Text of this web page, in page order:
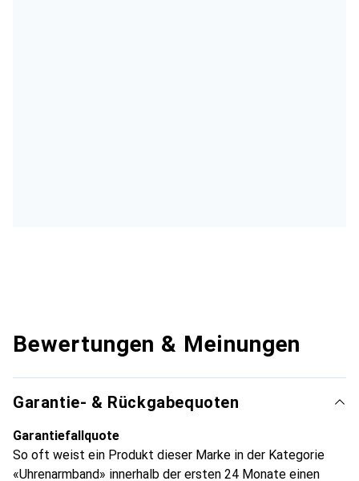
Bewertungen & Meinungen
Garantie- & Rückgabequoten
Garantiefallquote
So oft weist ein Produkt dieser Marke in der Kategorie
«Uhrenarmband» innerhalb der ersten 24 Monate einen